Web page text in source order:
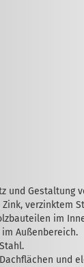
und Gestaltung
verzinktem
im
Außen­bereich.
und